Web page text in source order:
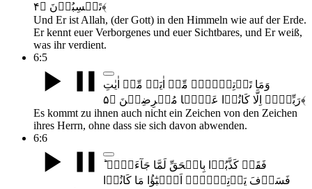
تَکۡسِبُوۡنَ ﴿۴﴾
Und Er ist Allah, (der Gott) in den Himmeln wie auf der Erde.
Er kennt euer Verborgenes und euer Sichtbares, und Er weiß,
was ihr verdient.
6:5
وَمَا تَاۡتِیۡہِمۡ مِّنۡ اٰیَۃٍ مِّنۡ اٰیٰتِ
رَبِّہِمۡ اِلَّا کَانُوۡا عَنۡہَا مُعۡرِضِیۡنَ ﴿۵﴾
Es kommt zu ihnen auch nicht ein Zeichen von den Zeichen
ihres Herrn, ohne dass sie sich davon abwenden.
6:6
فَقَدۡ کَذَّبُوۡا بِالۡحَقِّ لَمَّا جَآءَہُمۡ ؕ
فَسَوۡفَ یَاۡتِیۡہِمۡ اَنۡۢبٰٓؤُا مَا کَانُوۡا